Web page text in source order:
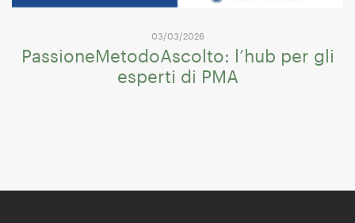
03/03/2026
PassioneMetodoAscolto: l’hub per gli
esperti di PMA